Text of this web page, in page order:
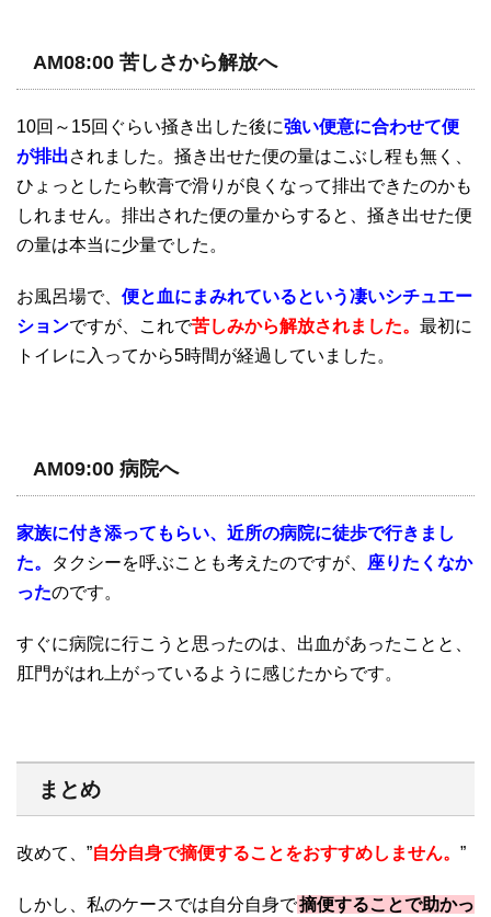
AM08:00 苦しさから解放へ
10回～15回ぐらい掻き出した後に強い便意に合わせて便
が排出されました。掻き出せた便の量はこぶし程も無く、
ひょっとしたら軟膏で滑りが良くなって排出できたのかも
しれません。排出された便の量からすると、掻き出せた便
の量は本当に少量でした。
お風呂場で、 便と血にまみれているという凄いシチュエー
ションですが、これで苦しみから解放されました。 最初に
トイレに入ってから5時間が経過していました。
AM09:00 病院へ
家族に付き添ってもらい、近所の病院に徒歩で行きまし
た。
タクシーを呼ぶことも考えたのですが、 座りたくなか
ったのです。
すぐに病院に行こうと思ったのは、出血があったことと、
肛門がはれ上がっているように感じたからです。
まとめ
改めて、”自分自身で摘便することをおすすめしません。 ”
しかし、私のケースでは自分自身で摘便することで助かっ